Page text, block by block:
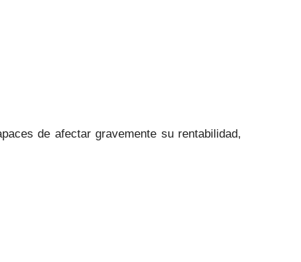
de afectar gravemente su rentabilidad,